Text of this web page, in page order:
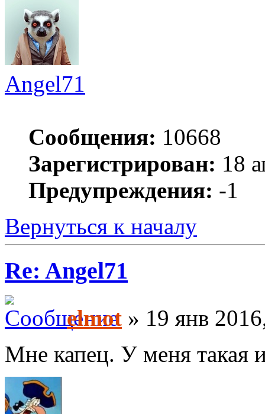
Angel71
Сообщения: 10668
Зарегистрирован: 18
Предупреждения: -1
Вернуться к началу
Re: Angel71
elmot » 19 янв
Мне капец. У меня такая